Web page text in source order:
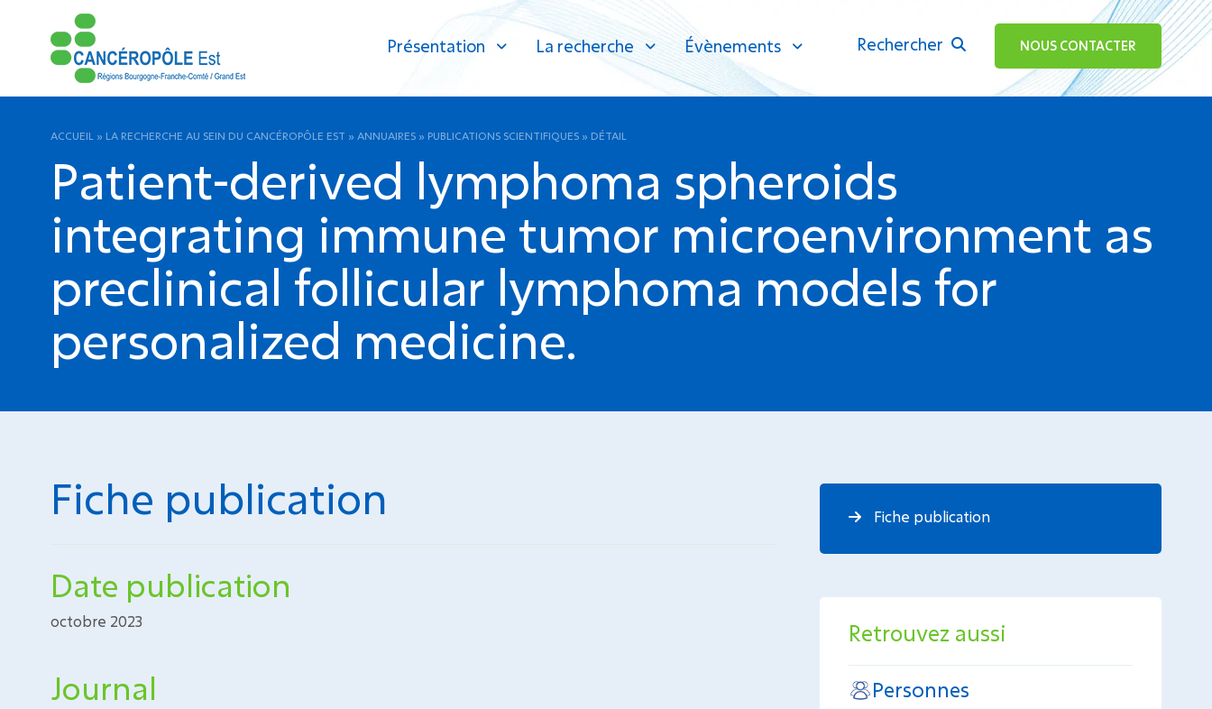
Présentation La recherche Évènements Rechercher
ok NOUS CONTACTER
ACCUEIL » LA RECHERCHE AU SEIN DU CANCÉROPÔLE EST » ANNUAIRES » PUBLICATIONS SCIENTIFIQUES » DÉTAIL
Patient-derived lymphoma spheroids
integrating immune tumor microenvironment as
preclinical follicular lymphoma models for
personalized medicine.
Fiche publication
Date publication
octobre 2023
Journal
Fiche publication
Retrouvez aussi
Personnes